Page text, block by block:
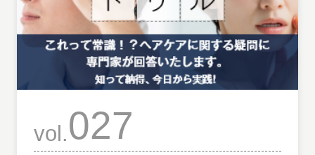
vol.027